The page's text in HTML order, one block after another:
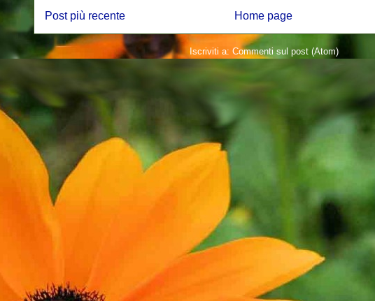
Post più recente Home page
Iscriviti a: Commenti sul post (Atom)